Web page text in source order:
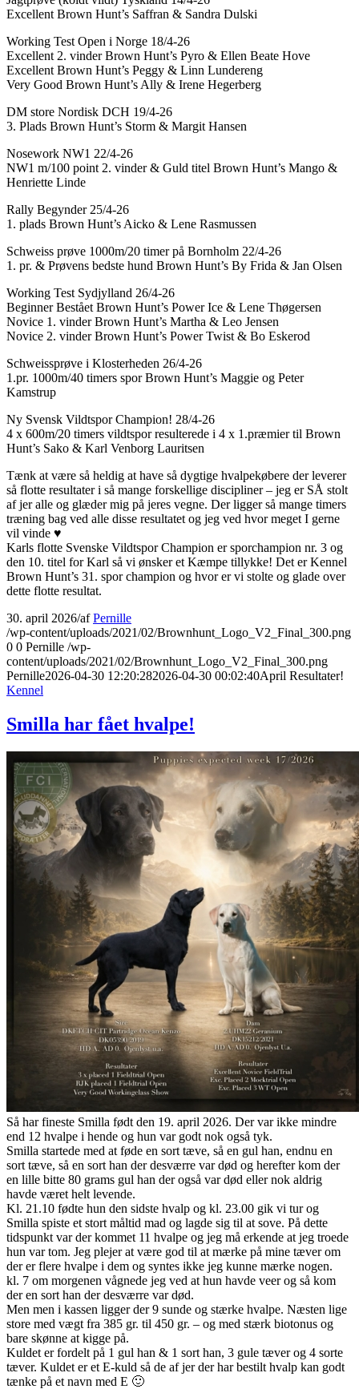
Excellent Brown Hunt’s Saffran & Sandra Dulski
Working Test Open i Norge 18/4-26
Excellent 2. vinder Brown Hunt’s Pyro & Ellen Beate Hove
Excellent Brown Hunt’s Peggy & Linn Lundereng
Very Good Brown Hunt’s Ally & Irene Hegerberg
DM store Nordisk DCH 19/4-26
3. Plads Brown Hunt’s Storm & Margit Hansen
Nosework NW1 22/4-26
NW1 m/100 point 2. vinder & Guld titel Brown Hunt’s Mango &
Henriette Linde
Rally Begynder 25/4-26
1. plads Brown Hunt’s Aicko & Lene Rasmussen
Schweiss prøve 1000m/20 timer på Bornholm 22/4-26
1. pr. & Prøvens bedste hund Brown Hunt’s By Frida & Jan Olsen
Working Test Sydjylland 26/4-26
Beginner Bestået Brown Hunt’s Power Ice & Lene Thøgersen
Novice 1. vinder Brown Hunt’s Martha & Leo Jensen
Novice 2. vinder Brown Hunt’s Power Twist & Bo Eskerod
Schweissprøve i Klosterheden 26/4-26
1.pr. 1000m/40 timers spor Brown Hunt’s Maggie og Peter
Kamstrup
Ny Svensk Vildtspor Champion! 28/4-26
4 x 600m/20 timers vildtspor resulterede i 4 x 1.præmier til Brown
Hunt’s Sako & Karl Venborg Lauritsen
Tænk at være så heldig at have så dygtige hvalpekøbere der leverer
så flotte resultater i så mange forskellige discipliner – jeg er SÅ stolt
af jer alle og glæder mig på jeres vegne. Der ligger så mange timers
træning bag ved alle disse resultatet og jeg ved hvor meget I gerne
vil vinde ♥
Karls flotte Svenske Vildtspor Champion er sporchampion nr. 3 og
den 10. titel for Karl så vi ønsker et Kæmpe tillykke! Det er Kennel
Brown Hunt’s 31. spor champion og hvor er vi stolte og glade over
dette flotte resultat.
30. april 2026/afPernille
/wp-content/uploads/2021/02/Brownhunt_Logo_V2_Final_300.png
0 0 Pernille /wp-
content/uploads/2021/02/Brownhunt_Logo_V2_Final_300.png
Pernille2026-04-30 12:20:282026-04-30 00:02:40April Resultater!
Kennel
Smilla har fået hvalpe!
Så har fineste Smilla født den 19. april 2026. Der var ikke mindre
end 12 hvalpe i hende og hun var godt nok også tyk.
Smilla startede med at føde en sort tæve, så en gul han, endnu en
sort tæve, så en sort han der desværre var død og herefter kom der
en lille bitte 80 grams gul han der også var død eller nok aldrig
havde været helt levende.
Kl. 21.10 fødte hun den sidste hvalp og kl. 23.00 gik vi tur og
Smilla spiste et stort måltid mad og lagde sig til at sove. På dette
tidspunkt var der kommet 11 hvalpe og jeg må erkende at jeg troede
hun var tom. Jeg plejer at være god til at mærke på mine tæver om
der er flere hvalpe i dem og syntes ikke jeg kunne mærke nogen.
kl. 7 om morgenen vågnede jeg ved at hun havde veer og så kom
der en sort han der desværre var død.
Men men i kassen ligger der 9 sunde og stærke hvalpe. Næsten lige
store med vægt fra 385 gr. til 450 gr. – og med stærk biotonus og
bare skønne at kigge på.
Kuldet er fordelt på 1 gul han & 1 sort han, 3 gule tæver og 4 sorte
tæver. Kuldet er et E-kuld så de af jer der har bestilt hvalp kan godt
tænke på et navn med E 🙂